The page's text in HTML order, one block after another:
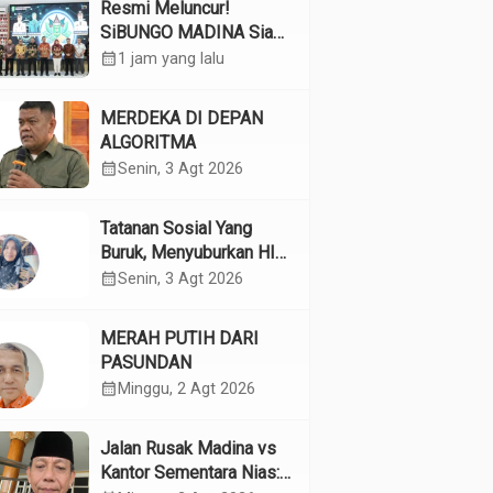
Resmi Meluncur!
SiBUNGO MADINA Siap
Optimalkan Pendapatan
calendar_month1 jam yang lalu
MERDEKA DI DEPAN
ALGORITMA
calendar_monthSenin, 3 Agt 2026
Tatanan Sosial Yang
Buruk, Menyuburkan HIV
Pada Remaja
calendar_monthSenin, 3 Agt 2026
MERAH PUTIH DARI
PASUNDAN
calendar_month Minggu, 2 Agt 2026
Jalan Rusak Madina vs
Kantor Sementara Nias: